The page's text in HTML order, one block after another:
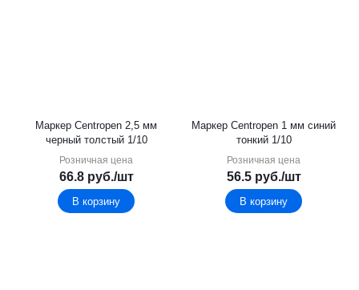
Маркер Centropen 2,5 мм
черный толстый 1/10
Розничная цена
66.8руб./шт
В корзину
Маркер Centropen 1 мм синий
тонкий 1/10
Розничная цена
56.5руб./шт
В корзину